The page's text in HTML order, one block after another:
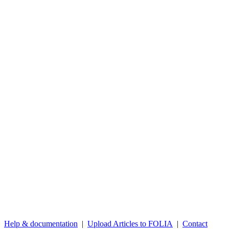
Help & documentation Upload Articles to FOLIA Contact